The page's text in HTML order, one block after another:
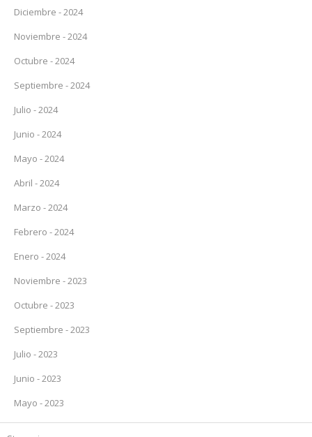
Diciembre - 2024
Noviembre - 2024
Octubre - 2024
Septiembre - 2024
Julio - 2024
Junio - 2024
Mayo - 2024
Abril - 2024
Marzo - 2024
Febrero - 2024
Enero - 2024
Noviembre - 2023
Octubre - 2023
Septiembre - 2023
Julio - 2023
Junio - 2023
Mayo - 2023